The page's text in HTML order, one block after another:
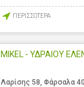
ΠΕΡΙΣΣΟΤΕΡΑ
MIKEL - ΥΔΡΑΙΟΥ
Λαρίσης 58, Φάρσαλα